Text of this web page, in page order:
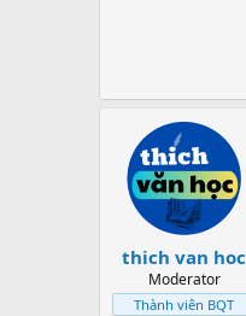
thich van hoc
Moderator
Thành viên BQT